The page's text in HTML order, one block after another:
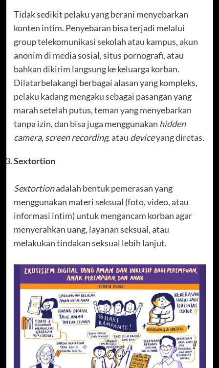
Tidak sedikit pelaku yang berani menyebarkan
konten intim. Penyebaran bisa terjadi melalui
group telekomunikasi sekolah atau kampus, akun
anonim di media sosial, situs pornografi, atau
bahkan dikirim langsung ke keluarga korban.
Dilatarbelakangi berbagai alasan yang kompleks,
pelaku kadang mengaku sebagai pasangan yang
marah setelah putus, teman yang menyebarkan
tanpa izin, dan bisa juga menggunakan hidden
camera, screen recording, atau deviceyang diretas.
Sextortion
Sextortionadalah bentuk pemerasan yang
menggunakan materi seksual (foto, video, atau
informasi intim) untuk mengancam korban agar
menyerahkan uang, layanan seksual, atau
melakukan tindakan seksual lebih lanjut.